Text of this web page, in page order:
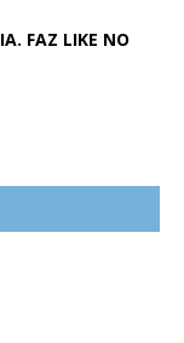
FAZ LIKE NO